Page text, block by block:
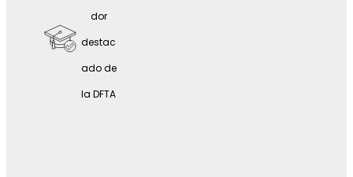
dor
destac
ado de
la DFTA